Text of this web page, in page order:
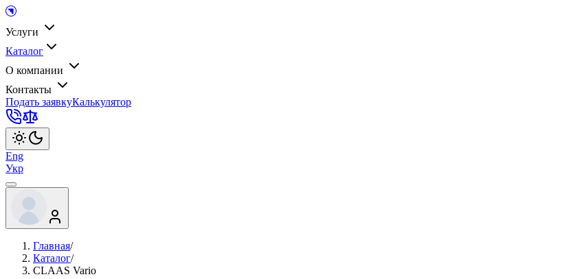
Услуги
Каталог
О компании
Контакты
Подать заявкуКалькулятор
Eng
Укр
Главная/
Каталог/
CLAAS Vario